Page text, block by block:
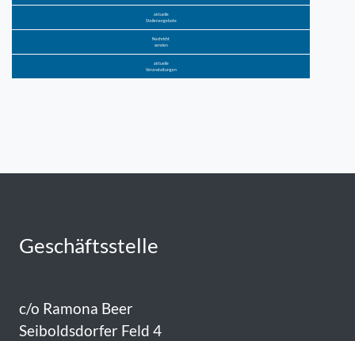
aktuelle
Stellenangebote
Nachricht
senden
aktuelle
Veranstaltungen
Geschäftsstelle
c/o Ramona Beer
Seiboldsdorfer Feld 4